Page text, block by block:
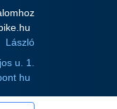
László
u. 1.
hu